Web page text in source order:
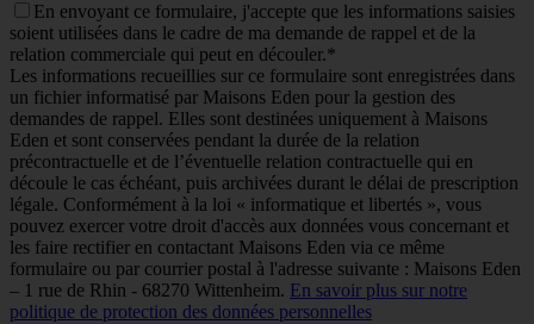
En envoyant ce formulaire, j'accepte que les informations saisies
soient utilisées dans le cadre de ma demande de rappel et de la
relation commerciale qui peut en découler.*
Les informations recueillies sur ce formulaire sont enregistrées dans
un fichier informatisé par Maisons Eden pour la gestion des
demandes de rappel. Elles sont destinées uniquement à Maisons
Eden et sont conservées pendant la durée de la relation
précontractuelle et de l’éventuelle relation contractuelle qui en
découle le cas échéant, puis archivées durant le délai de prescription
légale. Conformément à la loi « informatique et libertés », vous
pouvez exercer votre droit d'accès aux données vous concernant et
les faire rectifier en contactant Maisons Eden via ce même
formulaire ou par courrier postal à l'adresse suivante : Maisons Eden
– 1 rue de Rhin - 68270 Wittenheim. En savoir plus sur notre
politique de protection des données personnelles